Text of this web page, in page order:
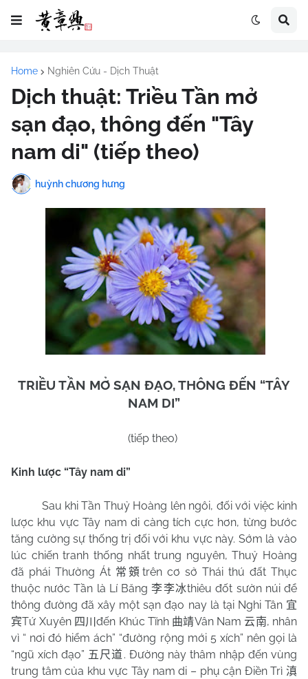
Home Nghiên Cứu - Dịch Thuật
Dịch thuật: Triều Tần mở
sạn đạo, thông đến "Tây
nam di" (tiếp theo)
huỳnh chương hưng
TRIỀU TẦN MỞ SẠN ĐẠO, THÔNG ĐẾN “TÂY
NAM DI”
(tiếp theo)
Kinh lược “Tây nam di”
Sau khi Tần Thuỷ Hoàng lên ngôi, đối với việc kinh
lược khu vực Tây nam di càng tích cực hơn, từng bước
tăng cường sự thống trị đối với khu vực này. Sớm là vào
lúc chiến tranh thống nhất trung nguyên, Thuỷ Hoàng
đã phái Thường Át 常頞 trên cơ sở Thái thú đất Thục
thuộc nước Tần là Lí Băng李李冰thiêu đốt sườn núi để
thông đường đã xây một sạn đạo nay là tại Nghi Tân 宜
宾Tứ Xuyên 四川đến Khúc Tĩnh 曲靖Vân Nam 云南, nhân
vì “ nơi đó hiểm ách” “đường rộng mới 5 xích” nên gọi là
“ngũ xích đạo” 五尺道. Đường này thâm nhập đến vùng
trung tâm của khu vực Tây nam di – phụ cận Điền Trì 滇